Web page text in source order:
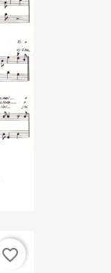
favorite_border